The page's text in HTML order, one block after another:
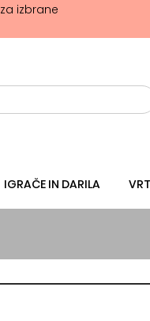
za izbrane
IGRAČE IN DARILA